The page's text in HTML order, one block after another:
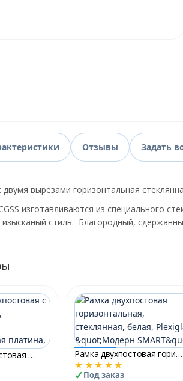
Отзывы Задать
вырезами горизонтальная
изготавливаются из специального
изысканый стиль. Благородный,
Рамка четырехпостовая с тремя вырезами, горизонтальная, стеклянная, серая платина, Plexiglas &quot;Модерн SMART&quot; Рамка двухпостовая горизонтальная, стеклянная, белая, Plexiglas &quot;Модерн SMART&quot;
★★★★★
Под заказ